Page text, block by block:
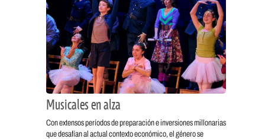
Musicales en alza
Con extensos períodos de preparación e inversiones millonarias
que desafían al actual contexto económico, el género se